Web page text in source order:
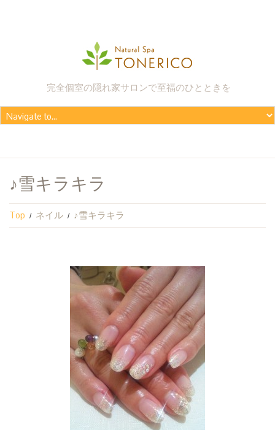
完全個室の隠れ家サロンで至福のひとときを
♪雪キラキラ
Top ネイル ♪雪キラキラ